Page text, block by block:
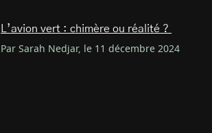
L’avion vert : chimère ou réalité ?
Par Sarah Nedjar, le 11 décembre 2024